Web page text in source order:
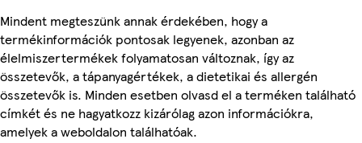
Mindent megteszünk annak érdekében, hogy a
termékinformációk pontosak legyenek, azonban az
élelmiszertermékek folyamatosan változnak, így az
összetevők, a tápanyagértékek, a dietetikai és allergén
összetevők is. Minden esetben olvasd el a terméken található
címkét és ne hagyatkozz kizárólag azon információkra,
amelyek a weboldalon találhatóak.